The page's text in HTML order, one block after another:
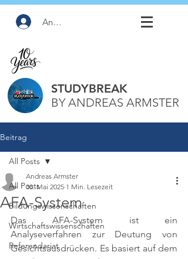
Anmelden
STUDYBREAK
BY ANDREAS ARMSTER
Beitrag
All Posts
Bildungswissenschaften
Wirtschaftswissenschaften
Referendariat
All Posts
AFA-System
Andreas Armster
30. Mai 2025 1 Min. Lesezeit
Das AFA-System ist ein
Analyseverfahren zur Deutung von
Gesichtsausdrücken. Es basiert auf dem